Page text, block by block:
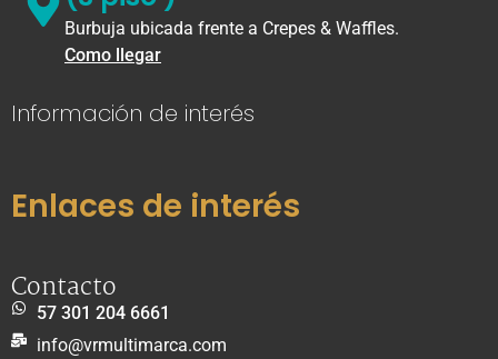
Burbuja ubicada frente a Crepes & Waffles.
Como llegar
Información de interés
Enlaces de interés
Contacto
57 301 204 6661
info@vrmultimarca.com